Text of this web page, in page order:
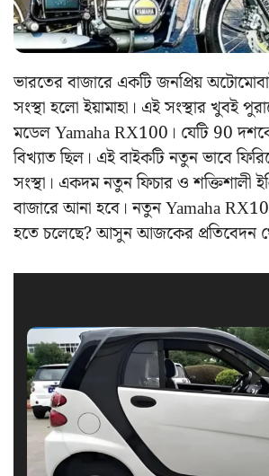
ভারতের বাজারে একটি জনপ্রিয়
সংস্থা হলো ইয়ামাহা। এই সংস্থার খুবই
মডেল Yamaha RX100। যেটি 90
বিখ্যাত ছিল। এই বাইকটি নতুন ভাবে
সংস্থা। একদম নতুন ফিচার ও শক্তিশালী
বাজারে আনা হবে। নতুন Yamaha
হতে চলেছে? আসুন আজকের প্রতিবেদন